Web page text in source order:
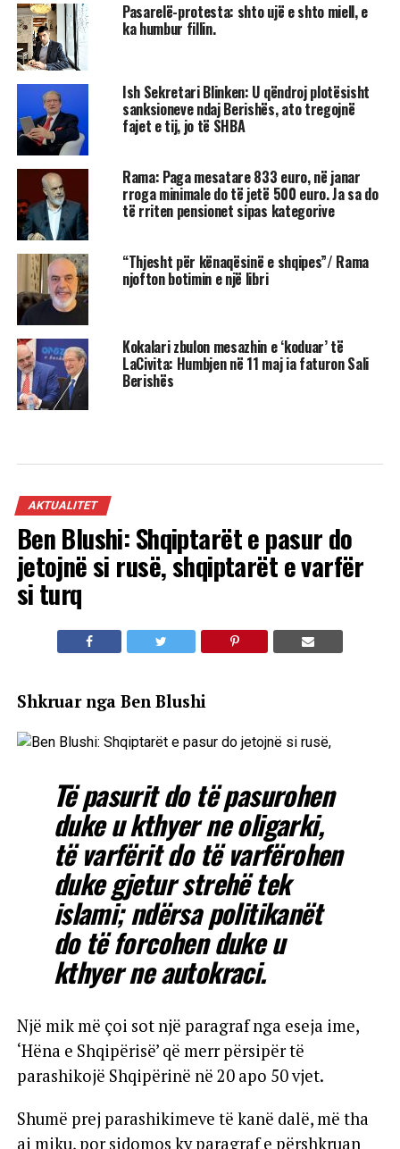
Pasarelë-protesta: shto ujë e shto miell, e
ka humbur fillin.
Ish Sekretari Blinken: U qëndroj plotësisht
sanksioneve ndaj Berishës, ato tregojnë
fajet e tij, jo të SHBA
Rama: Paga mesatare 833 euro, në janar
rroga minimale do të jetë 500 euro. Ja sa do
të rriten pensionet sipas kategorive
“Thjesht për kënaqësinë e shqipes”/ Rama
njofton botimin e një libri
Kokalari zbulon mesazhin e ‘koduar’ të
LaCivita: Humbjen në 11 maj ia faturon Sali
Berishës
AKTUALITET
Ben Blushi: Shqiptarët e pasur do
jetojnë si rusë, shqiptarët e varfër
si turq
Shkruar nga Ben Blushi
Të pasurit do të pasurohen
duke u kthyer ne oligarki,
të varfërit do të varfërohen
duke gjetur strehë tek
islami; ndërsa politikanët
do të forcohen duke u
kthyer ne autokraci.
Një mik më çoi sot një paragraf nga eseja ime,
‘Hëna e Shqipërisë’ që merr përsipër të
parashikojë Shqipërinë në 20 apo 50 vjet.
Shumë prej parashikimeve të kanë dalë, më tha
ai miku, por sidomos ky paragraf e përshkruan